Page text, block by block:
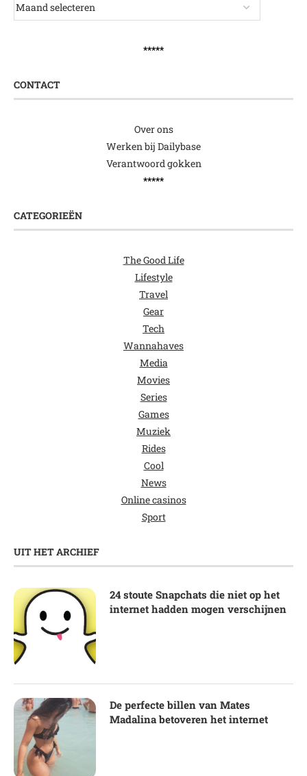
*****
CONTACT
Over ons
Werken bij Dailybase
Verantwoord gokken
*****
CATEGORIEËN
The Good Life
Lifestyle
Travel
Gear
Tech
Wannahaves
Media
Movies
Series
Games
Muziek
Rides
Cool
News
Online casinos
Sport
UIT HET ARCHIEF
24 stoute Snapchats die niet op het
internet hadden mogen verschijnen
De perfecte billen van Mates
Madalina betoveren het internet